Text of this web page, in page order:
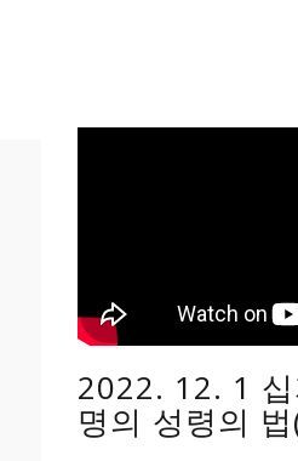
2022. 12. 1
명의 성령의